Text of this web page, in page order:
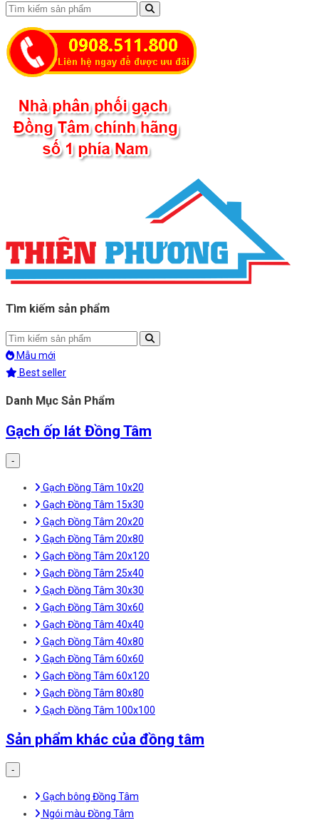
Tìm kiếm sản phẩm
Mẫu mới
Best seller
Danh Mục Sản Phẩm
Gạch ốp lát Đồng Tâm
-
Gạch Đồng Tâm 10x20
Gạch Đồng Tâm 15x30
Gạch Đồng Tâm 20x20
Gạch Đồng Tâm 20x80
Gạch Đồng Tâm 20x120
Gạch Đồng Tâm 25x40
Gạch Đồng Tâm 30x30
Gạch Đồng Tâm 30x60
Gạch Đồng Tâm 40x40
Gạch Đồng Tâm 40x80
Gạch Đồng Tâm 60x60
Gạch Đồng Tâm 60x120
Gạch Đồng Tâm 80x80
Gạch Đồng Tâm 100x100
Sản phẩm khác của đồng tâm
-
Gạch bông Đồng Tâm
Ngói màu Đồng Tâm